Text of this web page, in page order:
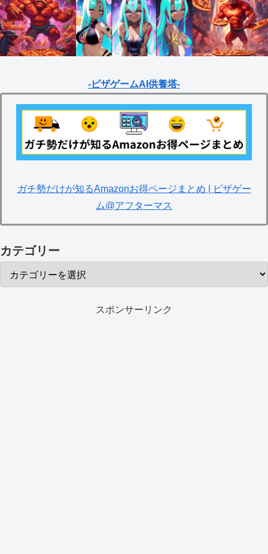
-ピザゲームAI供養塔-
ガチ勢だけが知るAmazonお得ページまとめ | ピザゲー
ム@アフターマス
カテゴリー
スポンサーリンク